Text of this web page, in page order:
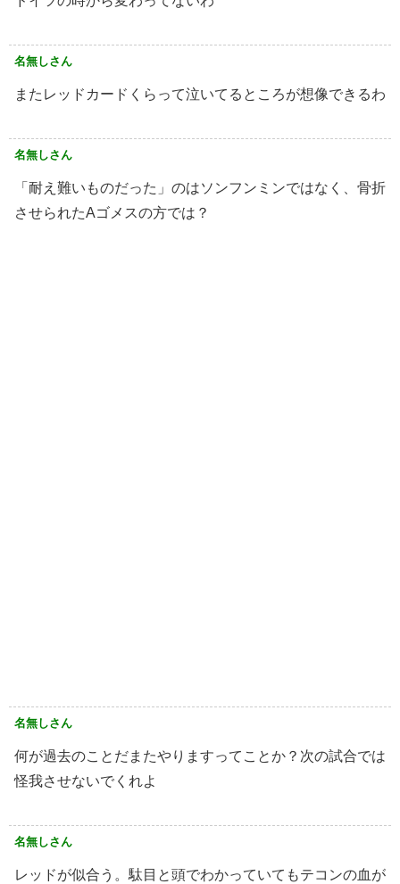
名無しさん
またレッドカードくらって泣いてるところが想像できるわ
名無しさん
「耐え難いものだった」のはソンフンミンではなく、骨折
させられたAゴメスの方では？
名無しさん
何が過去のことだまたやりますってことか？次の試合では
怪我させないでくれよ
名無しさん
レッドが似合う。駄目と頭でわかっていてもテコンの血が